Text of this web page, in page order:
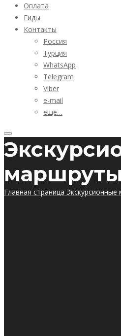
Оплата
Гиды
Контакты
Россия
Турция
WhatsApp
Telegram
Viber
e-mail
ещё…
маршруты
Главная страница